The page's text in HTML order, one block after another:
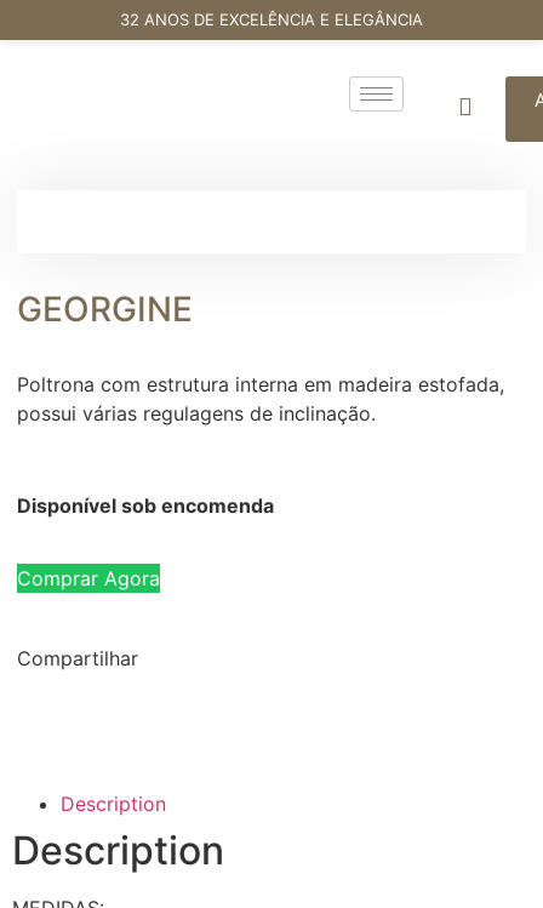
32 ANOS DE EXCELÊNCIA E ELEGÂNCIA
GEORGINE
Poltrona com estrutura interna em madeira estofada,
possui várias regulagens de inclinação.
Disponível sob encomenda
Comprar Agora
Compartilhar
Description
Description